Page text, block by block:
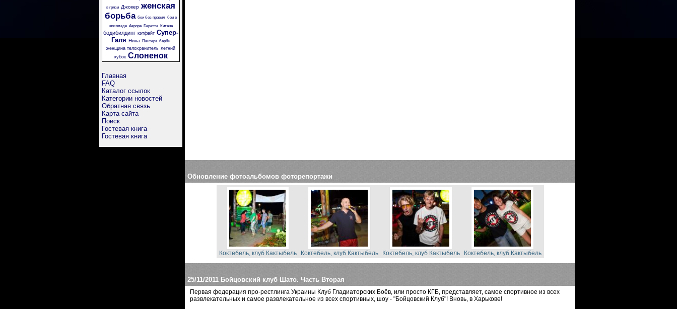
в грязи Джокер женская
борьба бои без правил бои в
шоколаде Аврора Беретта Китана
бодибилдинг кэтфайт Супер-
Галя Ника Пантера барби
женщина телохранитель летний
кубок Слоненок
Главная
FAQ
Каталог ссылок
Категории новостей
Обратная связь
Карта сайта
Поиск
Гостевая книга
Гостевая книга
Обновление фотоальбомов фоторепортажи
Коктебель, клуб Кактыбель Коктебель, клуб Кактыбель Коктебель, клуб Кактыбель Коктебель, клуб Кактыбель
25/11/2011 Бойцовский клуб Шато. Часть Вторая
Первая федерация про-рестлинга Украины Клуб Гладиаторских Боёв, или просто КГБ, представляет, самое спортивное из всех
развлекательных и самое развлекательное из всех спортивных, шоу - "Бойцовский Клуб"! Вновь, в Харькове!